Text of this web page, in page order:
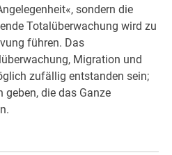
sondern die
Totalüberwachung wird zu
führen. Das
Migration und
zufällig entstanden sein;
geben, die das Ganze